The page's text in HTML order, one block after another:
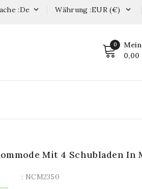
Währung :EUR (€) 
:de 
0
0,00
Mit 4 Schubladen In
: NCM2350